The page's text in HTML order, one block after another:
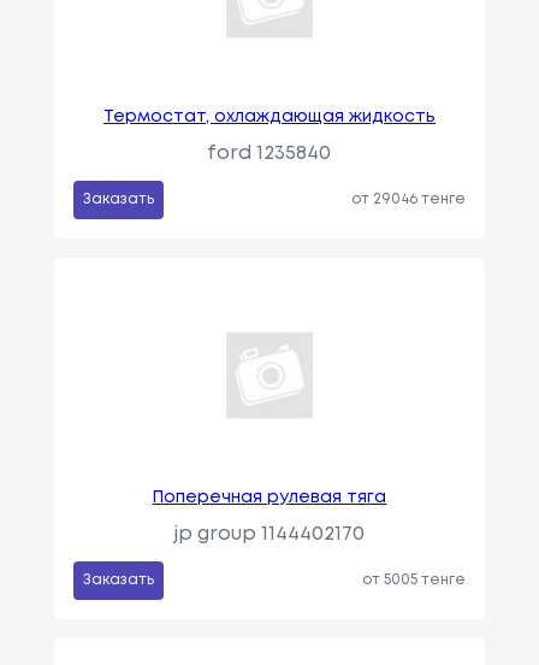
Термостат, охлаждающая жидкость
ford 1235840
Заказать от 29046 тенге
Поперечная рулевая тяга
jp group 1144402170
Заказать от 5005 тенге